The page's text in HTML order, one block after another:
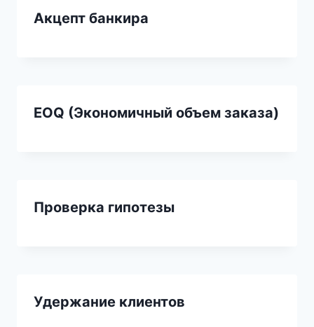
Акцепт банкира
EOQ (Экономичный объем заказа)
Проверка гипотезы
Удержание клиентов